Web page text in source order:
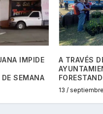
IMPIDE
SEMANA
A TRAVÉS
13 /